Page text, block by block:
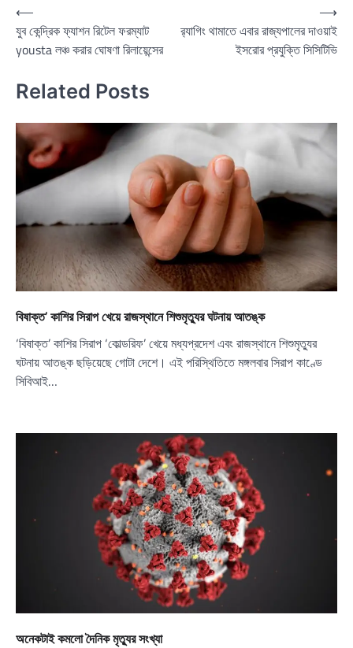
Post
navigation
⟵
যুব কেন্দ্রিক ফ্যাশন রিটেল ফরম্যাট
yousta লঞ্চ করার ঘোষণা রিলায়েন্সের
র‍্যাগিং থামাতে এবার রাজ্যপালের দাওয়াই
ইসরোর প্রযুক্তি সিসিটিভি
⟶
Related Posts
বিষাক্ত’ কাশির সিরাপ খেয়ে রাজস্থানে শিশুমৃত্যুর ঘটনায় আতঙ্ক
‘বিষাক্ত’ কাশির সিরাপ ‘কোল্ডরিফ’ খেয়ে মধ্যপ্রদেশ এবং রাজস্থানে শিশুমৃত্যুর
ঘটনায় আতঙ্ক ছড়িয়েছে গোটা দেশে। এই পরিস্থিতিতে মঙ্গলবার সিরাপ কাণ্ডে
সিবিআই…
অনেকটাই কমলো দৈনিক মৃত্যুর সংখ্যা